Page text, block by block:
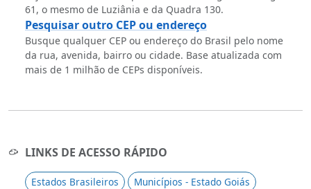
61, o mesmo de Luziânia e da Quadra 130.
Pesquisar outro CEP ou endereço
Busque qualquer CEP ou endereço do Brasil pelo nome
da rua, avenida, bairro ou cidade. Base atualizada com
mais de 1 milhão de CEPs disponíveis.
LINKS DE ACESSO RÁPIDO
Estados Brasileiros
Municípios - Estado Goiás